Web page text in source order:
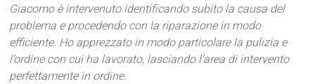
Giacomo è intervenuto identificando subito la causa del
problema e procedendo con la riparazione in modo
efficiente. Ho apprezzato in modo particolare la pulizia e
l’ordine con cui ha lavorato, lasciando l’area di intervento
perfettamente in ordine.